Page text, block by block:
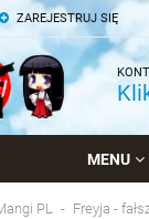
ZAREJESTRUJ SIĘ
MENU
PL Freyja -